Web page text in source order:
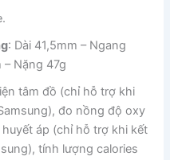
: Dài 41,5mm – Ngang
– Nặng 47g
tâm đồ (chỉ hỗ trợ khi
đo nồng độ oxy
áp (chỉ hỗ trợ khi kết
tính lượng calories